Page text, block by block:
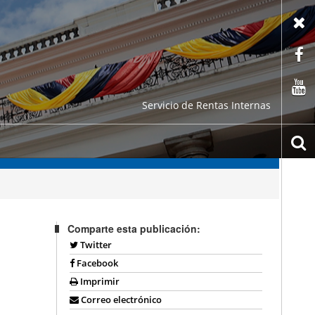
Servicio de Rentas Internas
Comparte esta publicación:
Twitter
Facebook
Imprimir
Correo electrónico